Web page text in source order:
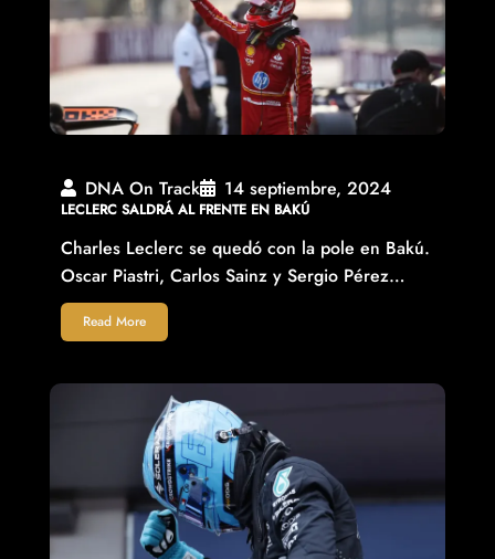
DNA On Track 14 septiembre, 2024
LECLERC SALDRÁ AL FRENTE EN BAKÚ
Charles Leclerc se quedó con la pole en Bakú.
Oscar Piastri, Carlos Sainz y Sergio Pérez…
Read More